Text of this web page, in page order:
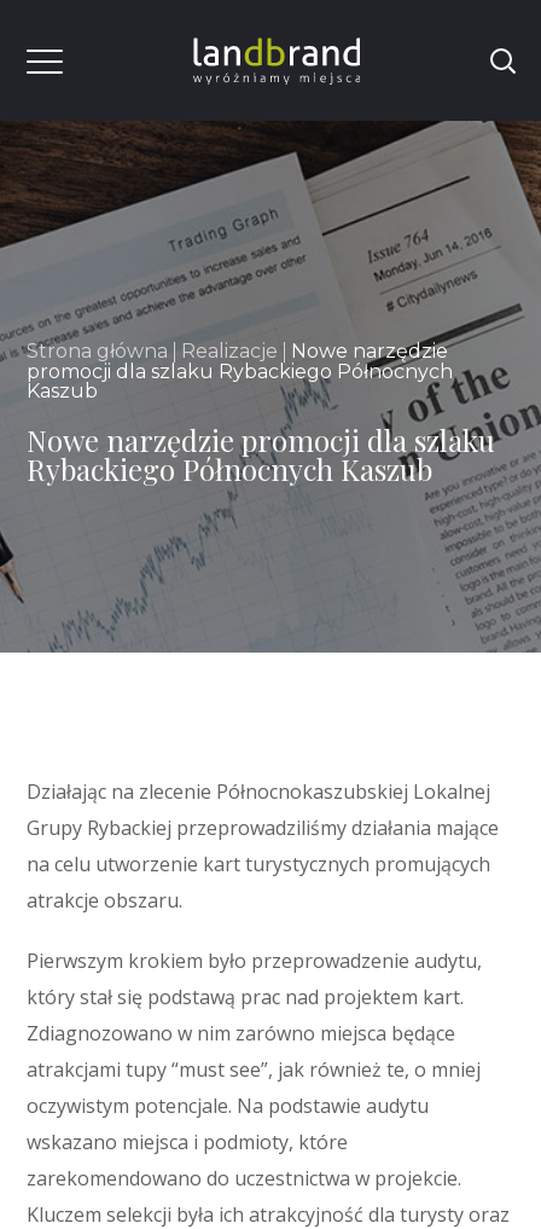
Nowe narzędzie promocji dla szlaku
Rybackiego Północnych Kaszub
Strona główna Realizacje
Nowe narzędzie
promocji dla szlaku Rybackiego Północnych
Kaszub
Działając na zlecenie Północnokaszubskiej Lokalnej
Grupy Rybackiej przeprowadziliśmy działania mające
na celu utworzenie kart turystycznych promujących
atrakcje obszaru.
Pierwszym krokiem było przeprowadzenie audytu,
który stał się podstawą prac nad projektem kart.
Zdiagnozowano w nim zarówno miejsca będące
atrakcjami tupy “must see”, jak również te, o mniej
oczywistym potencjale. Na podstawie audytu
wskazano miejsca i podmioty, które
zarekomendowano do uczestnictwa w projekcie.
Kluczem selekcji była ich atrakcyjność dla turysty oraz